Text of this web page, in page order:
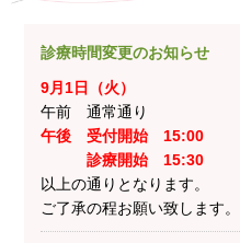
診療時間変更のお知らせ
9月1日（火）
午前 通常通り
午後 受付開始 15:00
診療開始 15:30
以上の通りとなります。
ご了承の程お願い致します。